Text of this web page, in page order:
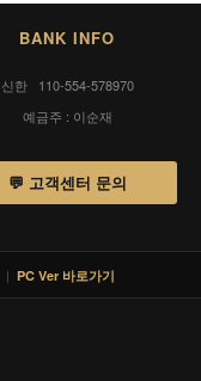
BANK INFO
신한 110-554-578970
예금주 : 이순재
💬 고객센터 문의
| PC Ver 바로가기